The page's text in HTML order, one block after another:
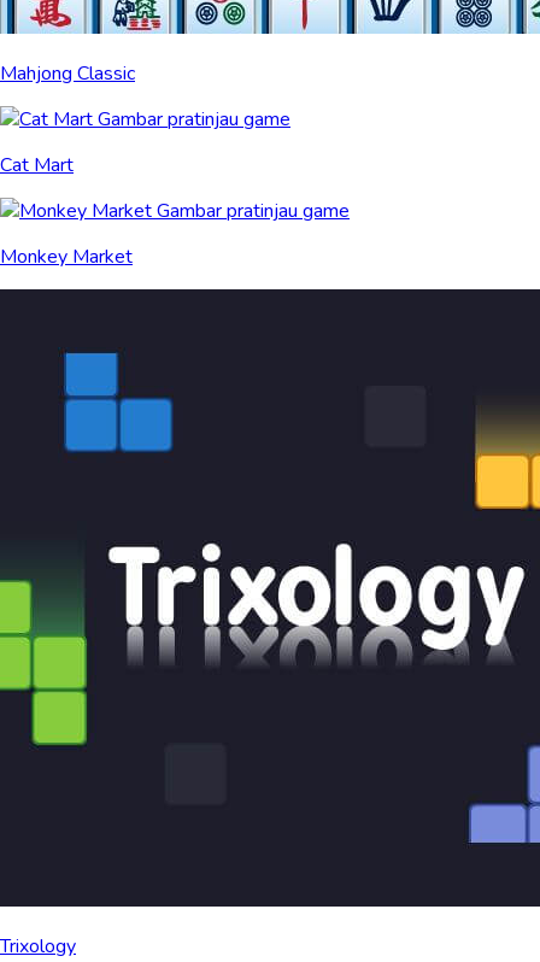
Mahjong Classic
Cat Mart
Monkey Market
Trixology